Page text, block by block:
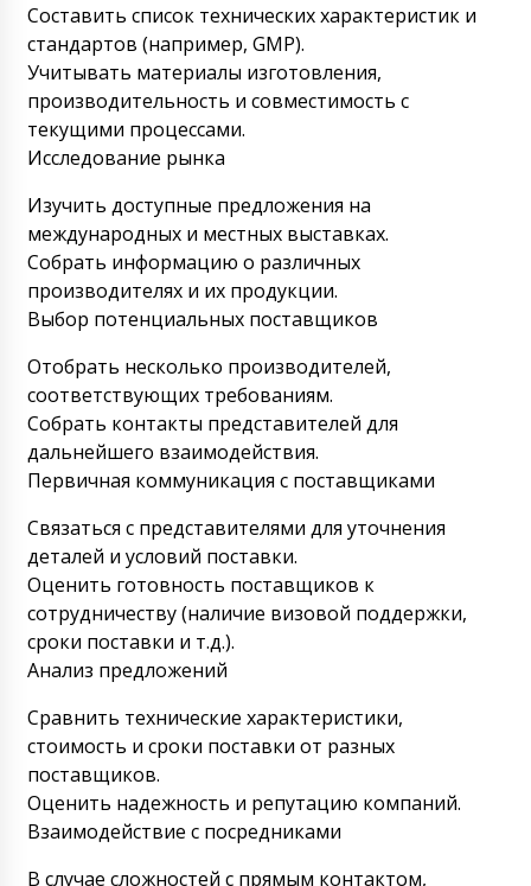
Составить список технических характеристик и
стандартов (например, GMP).
Учитывать материалы изготовления,
производительность и совместимость с
текущими процессами.
Исследование рынка
Изучить доступные предложения на
международных и местных выставках.
Собрать информацию о различных
производителях и их продукции.
Выбор потенциальных поставщиков
Отобрать несколько производителей,
соответствующих требованиям.
Собрать контакты представителей для
дальнейшего взаимодействия.
Первичная коммуникация с поставщиками
Связаться с представителями для уточнения
деталей и условий поставки.
Оценить готовность поставщиков к
сотрудничеству (наличие визовой поддержки,
сроки поставки и т.д.).
Анализ предложений
Сравнить технические характеристики,
стоимость и сроки поставки от разных
поставщиков.
Оценить надежность и репутацию компаний.
Взаимодействие с посредниками
В случае сложностей с прямым контактом,
адресу. Приносим свои извинения.
Арзу
С самого утра звоню в ваш офис , никто не
снимает трубки.
Роман Цибульский
Добрый день, Арзу! Офис начинает работу
с 9:00 по Московскому времени. Мы на
связи.
Абдулла
Ожидаю доставку в Усть-Джегута машину
полировки твердых желатиновых капсул
TR-02. Что с ней ?
09/08/2026 18:01
Роман Цибульский
Здравствуйте Абдулла, по вашему заказу
сообщаем , что в первой половине дня с
вами свяжется водитель для уточнения
времени и места разгрузки.
Инна
Добрый день! Подтвердите, пожалуйста,
что завтра к обеду мы получим наш груз в
Балашиху? Свяжитесь с транспортной.
09/08/2026 18:11
Роман Цибульский
Здравствуйте Инна ! Представители
транспортной компании по статусу
доставки вашего груза сообщили, что он
Ожидайте пожалуйста.
09/08/2026 18:14